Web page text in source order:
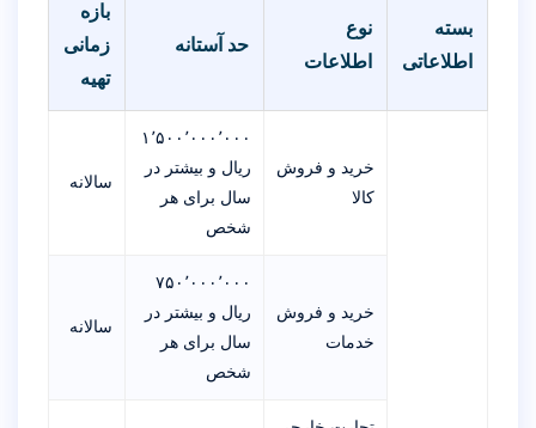
بسته
اطلاعاتی
نوع
اطلاعات
حد آستانه
بازه
زمانی
تهیه
خرید و فروش
کالا
۱٬۵۰۰٬۰۰۰٬۰۰۰
ریال و بیشتر در
سال برای هر
شخص
سالانه
خرید و فروش
خدمات
۷۵۰٬۰۰۰٬۰۰۰
ریال و بیشتر در
سال برای هر
شخص
سالانه